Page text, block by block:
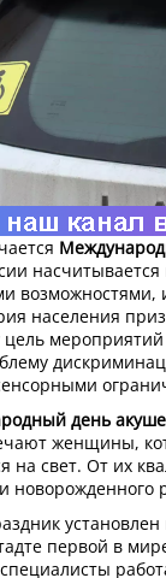
насчитывается
возможностями,
населения
мероприятий
день
женщины,
на свет. От их
новорожденного
первой в